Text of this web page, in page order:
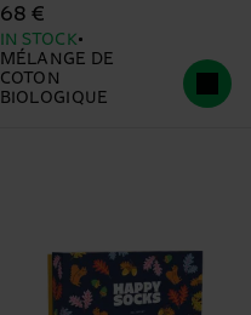
68 €
IN STOCK
MÉLANGE DE
COTON
BIOLOGIQUE